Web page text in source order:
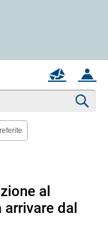
ACCOUNT
MAIL
al
dal